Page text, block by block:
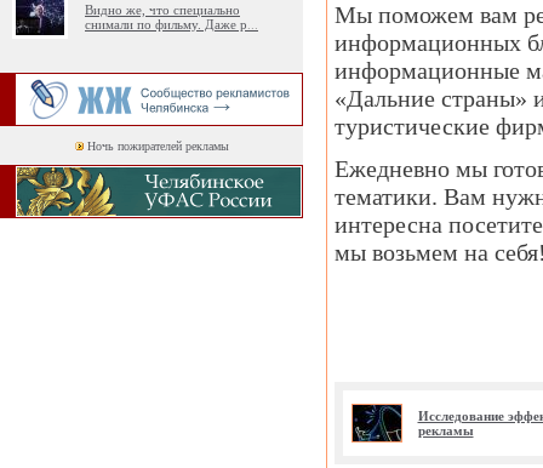
Видно же, что специально
снимали по фильму. Даже р
Ночь пожирателей рекламы
Мы поможем вам
информационных
информационные
«Дальние страны»
туристические
Ежедневно мы
тематики. Вам
интересна
мы возьмем на
Исследование
рекламы